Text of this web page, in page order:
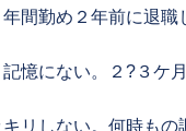
間勤め２年前に退職
憶にない。２?３ケ
リしない。何時も